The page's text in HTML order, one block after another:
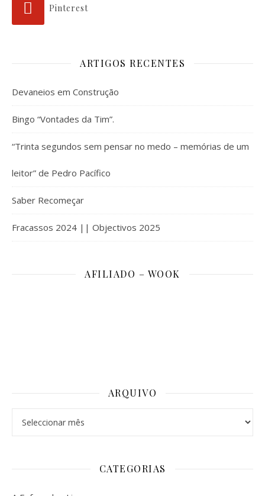
Pinterest
ARTIGOS RECENTES
Devaneios em Construção
Bingo “Vontades da Tim”.
“Trinta segundos sem pensar no medo – memórias de um
leitor” de Pedro Pacífico
Saber Recomeçar
Fracassos 2024 || Objectivos 2025
AFILIADO – WOOK
ARQUIVO
CATEGORIAS